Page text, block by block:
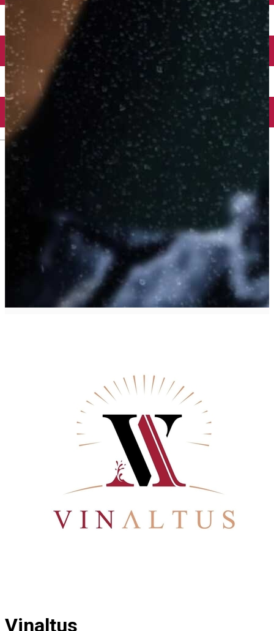
English
Închirieri auto
Închirieri biciclete
Taxi
Încărcare vehicule electrice
Vinaltus